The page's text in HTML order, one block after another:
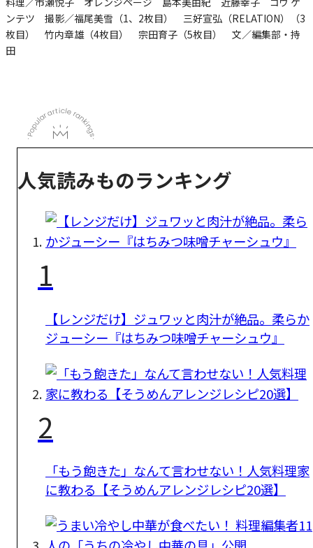
ンテツ 撮影／福尾美雪（1、2枚目） 三好宣弘（RELATION）（3
枚目） 竹内章雄（4枚目） 宗田育子（5枚目） 文／編集部・持
田
人気読みものランキング
1
【レンジだけ】ジュワッと肉汁が絶品。柔らか
ジューシー『はちみつ味噌チャーシュウ』
2
「もう飽きた」なんて言わせない！人気料理家
に教わる【そうめんアレンジレシピ20選】